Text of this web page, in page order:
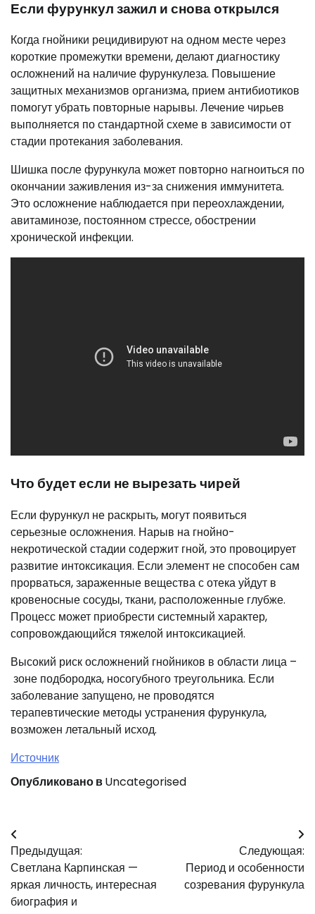
Если фурункул зажил и снова открылся
Когда гнойники рецидивируют на одном месте через
короткие промежутки времени, делают диагностику
осложнений на наличие фурункулеза. Повышение
защитных механизмов организма, прием антибиотиков
помогут убрать повторные нарывы. Лечение чирьев
выполняется по стандартной схеме в зависимости от
стадии протекания заболевания.
Шишка после фурункула может повторно нагноиться по
окончании заживления из-за снижения иммунитета.
Это осложнение наблюдается при переохлаждении,
авитаминозе, постоянном стрессе, обострении
хронической инфекции.
Что будет если не вырезать чирей
Если фурункул не раскрыть, могут появиться
серьезные осложнения. Нарыв на гнойно-
некротической стадии содержит гной, это провоцирует
развитие интоксикация. Если элемент не способен сам
прорваться, зараженные вещества с отека уйдут в
кровеносные сосуды, ткани, расположенные глубже.
Процесс может приобрести системный характер,
сопровождающийся тяжелой интоксикацией.
Высокий риск осложнений гнойников в области лица –
зоне подбородка, носогубного треугольника. Если
заболевание запущено, не проводятся
терапевтические методы устранения фурункула,
возможен летальный исход.
Источник
Опубликовано вUncategorised
Навигация
по
записям
Предыдущая:
Светлана Карпинская —
яркая личность, интересная
биография и
Следующая:
Период и особенности
созревания фурункула